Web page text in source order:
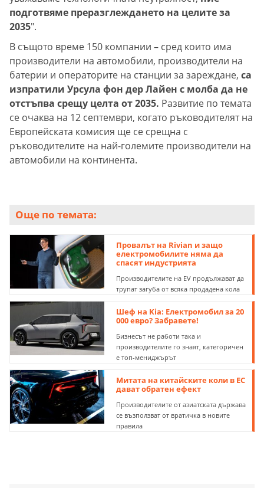
подготвяме преразглеждането на целите за
2035".
В същото време 150 компании – сред които има
производители на автомобили, производители на
батерии и операторите на станции за зареждане, са
изпратили Урсула фон дер Лайен с молба да не
отстъпва срещу целта от 2035. Развитие по темата
се очаква на 12 септември, когато ръководителят на
Европейската комисия ще се срещна с
ръководителите на най-големите производители на
автомобили на континента.
Още по темата:
Провалът на Rivian и защо
електромобилите няма да
спасят индустрията
Производителите на EV продължават да
трупат загуба от всяка продадена кола
Шеф на Kia: Електромобил за 20
000 евро? Забравете!
Бизнесът не работи така и
производителите го знаят, категоричен
е топ-мениджърът
Митата на китайските коли в ЕС
дават обратен ефект
Производителите от азиатската държава
се възползват от вратичка в новите
правила